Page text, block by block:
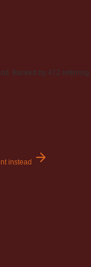
Backed by 472
instead